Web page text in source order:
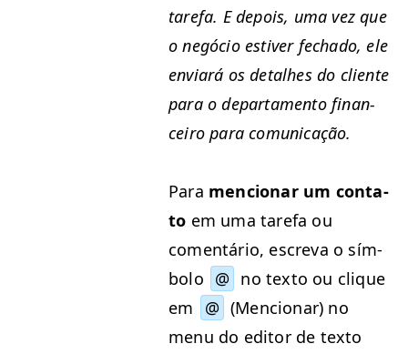
tare­fa. E depois, uma vez que
o negó­cio estiv­er fecha­do, ele
enviará os detal­h­es do cliente
para o depar­ta­men­to finan­
ceiro para comunicação.
Para men­cionar um con­ta­
to em uma tare­fa ou
comen­tário, escre­va o sím­
bo­lo @ no tex­to ou clique
em
@ (Men­cionar) no
menu do edi­tor de tex­to